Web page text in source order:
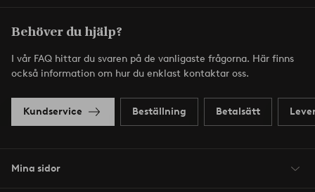
Behöver du hjälp?
I vår FAQ hittar du svaren på de vanligaste frågorna. Här finns
också information om hur du enklast kontaktar oss.
Kundservice Beställning Betalsätt
Mina sidor